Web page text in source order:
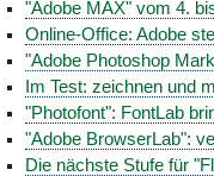
"Adobe MAX" vom 4.
Online-Office: Adobe
"Adobe Photoshop
Im Test: zeichnen und
"Photofont": FontLab
"Adobe BrowserLab":
Die nächste Stufe für